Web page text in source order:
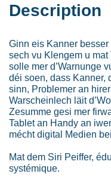
Description
Ginn eis Kanner
sech vu Klengem u
solle mer d’Warnunge
déi soen, dass Kanner,
sinn, Problemer an
Warscheinlech läit
Zesumme gesi mer
Tablet an Handy an
mécht digital Medien
Mat dem Siri Peiffer,
systémique.